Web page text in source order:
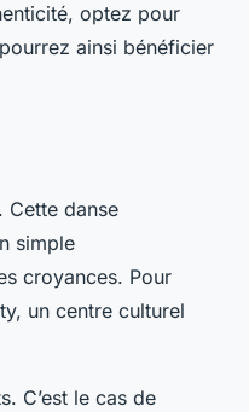
optez pour
ainsi bénéficier
. Cette danse
simple
croyances. Pour
un centre culturel
C’est le cas de